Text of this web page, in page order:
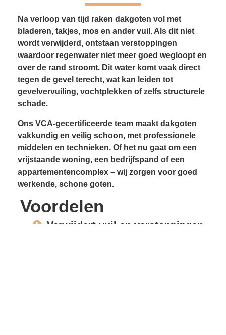
Na verloop van tijd raken dakgoten vol met
bladeren, takjes, mos en ander vuil. Als dit niet
wordt verwijderd, ontstaan verstoppingen
waardoor regenwater niet meer goed wegloopt en
over de rand stroomt. Dit water komt vaak direct
tegen de gevel terecht, wat kan leiden tot
gevelvervuiling, vochtplekken of zelfs structurele
schade.
Ons VCA-gecertificeerde team maakt dakgoten
vakkundig en veilig schoon, met professionele
middelen en technieken. Of het nu gaat om een
vrijstaande woning, een bedrijfspand of een
appartementencomplex – wij zorgen voor goed
werkende, schone goten.
Voordelen
Verwijdert vuil en verstoppingen